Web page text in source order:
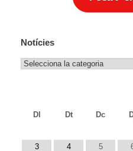
Notícies
Notícies
Dl
Dt Dc
3
4 5